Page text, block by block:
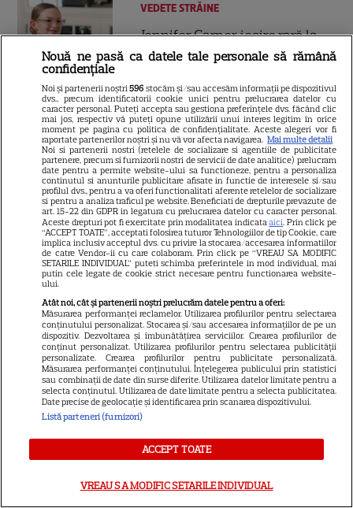
VEDETE STRĂINE
Jennifer Garner, ieșire rară la
prânz cu fiica ei, Violet. Cum au
7
VEDETE STRĂINE
Prințul Mirko al Bulgariei se
căsătorește cu dr. Marta Embid.
Povestea de dragoste începută
într-un spital din Madrid
Exclusiv
17
VEDETE ROMÂNEŞTI
Laura Cosoi și-a ținut
promisiunea. Povestea
numelui Nina și tradiția pe
care a respectat-o pentru
toate cele cinci fiice. EXCLUSIV
Nouă ne pasă ca datele tale personale să rămână
confidențiale
Noi și partenerii noștri596 stocăm și/sau accesăm informații pe dispozitivul
dvs., precum identificatorii cookie unici pentru prelucrarea datelor cu
caracter personal. Puteți accepta sau gestiona preferințele dvs. făcând clic
mai jos, respectiv vă puteți opune utilizării unui interes legitim în orice
moment pe pagina cu politica de confidențialitate. Aceste alegeri vor fi
raportate partenerilor noștri și nu vă vor afecta navigarea. Mai multe detalii
Noi si partenerii nostri (retelele de socializare si agentiile de publicitate
partenere, precum si furnizorii nostri de servicii de date analitice) prelucram
date pentru a permite website-ului sa functioneze, pentru a personaliza
continutul si anunturile publicitare afisate in functie de interesele si/sau
profilul dvs., pentru a va oferi functionalitati aferente retelelor de socializare
si pentru a analiza traficul pe website. Beneficiati de drepturile prevazute de
art. 15-22 din GDPR in legatura cu prelucrarea datelor cu caracter personal.
Aceste drepturi pot fi exercitate prin modalitatea indicataaici. Prin click pe
“ACCEPT TOATE”, acceptati folosirea tuturor Tehnologiilor de tip Cookie, care
implica inclusiv acceptul dvs. cu privire la stocarea/accesarea informatiilor
de catre Vendor-ii cu care colaboram. Prin click pe “VREAU SA MODIFIC
SETARILE INDIVIDUAL” puteti schimba preferintele in mod individual, mai
putin cele legate de cookie strict necesare pentru functionarea website-
ului.
Atât noi, cât și partenerii noștri prelucrăm datele pentru a oferi:
Măsurarea performanței reclamelor. Utilizarea profilurilor pentru selectarea
conținutului personalizat. Stocarea și/sau accesarea informațiilor de pe un
dispozitiv. Dezvoltarea și îmbunătățirea serviciilor. Crearea profilurilor de
conținut personalizat. Utilizarea profilurilor pentru selectarea publicității
personalizate. Crearea profilurilor pentru publicitate personalizată.
Măsurarea performanței conținutului. Înțelegerea publicului prin statistici
sau combinații de date din surse diferite. Utilizarea datelor limitate pentru a
selecta conținutul. Utilizarea de date limitate pentru a selecta publicitatea.
Date precise de geolocație și identificarea prin scanarea dispozitivului.
Listă parteneri (furnizori)
ACCEPT TOATE
VREAU SA MODIFIC SETARILE INDIVIDUAL